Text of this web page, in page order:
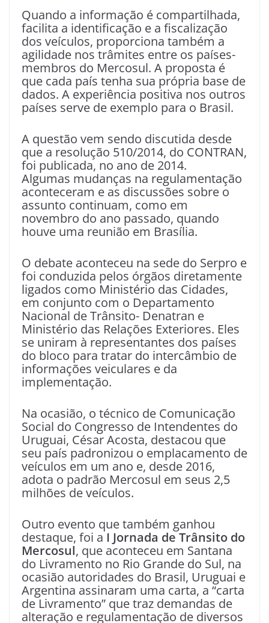
Quando a informação é compartilhada,
facilita a identificação e a fiscalização
dos veículos, proporciona também a
agilidade nos trâmites entre os países-
membros do Mercosul. A proposta é
que cada país tenha sua própria base de
dados. A experiência positiva nos outros
países serve de exemplo para o Brasil.
A questão vem sendo discutida desde
que a resolução 510/2014, do CONTRAN,
foi publicada, no ano de 2014.
Algumas mudanças na regulamentação
aconteceram e as discussões sobre o
assunto continuam, como em
novembro do ano passado, quando
houve uma reunião em Brasília.
O debate aconteceu na sede do Serpro e
foi conduzida pelos órgãos diretamente
ligados como Ministério das Cidades,
em conjunto com o Departamento
Nacional de Trânsito- Denatran e
Ministério das Relações Exteriores. Eles
se uniram à representantes dos países
do bloco para tratar do intercâmbio de
informações veiculares e da
implementação.
Na ocasião, o técnico de Comunicação
Social do Congresso de Intendentes do
Uruguai, César Acosta, destacou que
seu país padronizou o emplacamento de
veículos em um ano e, desde 2016,
adota o padrão Mercosul em seus 2,5
milhões de veículos.
Outro evento que também ganhou
destaque, foi aI Jornada de Trânsito do
Mercosul, que aconteceu em Santana
do Livramento no Rio Grande do Sul, na
ocasião autoridades do Brasil, Uruguai e
Argentina assinaram uma carta, a “carta
de Livramento” que traz demandas de
alteração e regulamentação de diversos